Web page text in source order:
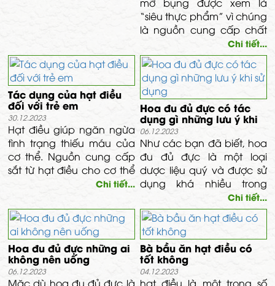
mỡ bụng được xem là
“siêu thực phẩm” vì chúng
là nguồn cung cấp chất
xơ, chất béo lành mạnh
và protein thực vật. Dưới
đây là 9 loại hạt bạn nên
bổ sung vào thực đơn
hàng ngày để siết cân
lành mạnh nhé.
Chi tiết...
Tác dụng của hạt điều
đối với trẻ em
30.12.2023
Hạt điều giúp ngăn ngừa
tình trạng thiếu máu của
cơ thể. Nguồn cung cấp
sắt từ hạt điều cho cơ thể
khá phong phú. Hợp chất
vận chuyển ...
Chi tiết...
Hoa đu đủ đực có tác
dụng gì những lưu ý khi
sử dụng
06.12.2023
Như các bạn đã biết, hoa
đu đủ đực là một loại
dược liệu quý và được sử
dụng khá nhiều trong
Đông y. Vậy bạn có biết
uống nước hoa đu đủ đực
có tác dụng gì không.
Nếu câu trả lời là không
hoặc chỉ biết sơ qua thì
bài viết ngày hôm nay
của Primer sẽ cho bạn
Chi tiết...
Hoa đu đủ đực những ai
không nên uống
06.12.2023
Mặc dù hoa đu đủ đực là
Bà bầu ăn hạt điều có
tốt không
04.12.2023
hạt điều là một trong số